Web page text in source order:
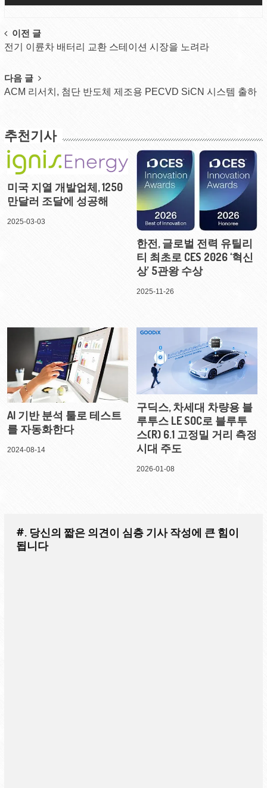
Post
navigation
이전 글
전기 이륜차 배터리 교환 스테이션 시장을 노려라
다음 글
ACM 리서치, 첨단 반도체 제조용 PECVD SiCN 시스템 출하
추천기사
미국 지열 개발업체, 1250
만달러 조달에 성공해
2025-03-03
한전, 글로벌 전력 유틸리
티 최초로 CES 2026 ‘혁신
상’ 5관왕 수상
2025-11-26
AI 기반 분석 툴로 테스트
를 자동화한다
2024-08-14
구딕스, 차세대 차량용 블
루투스 LE SOC로 블루투
스(R) 6.1 고정밀 거리 측정
시대 주도
2026-01-08
#. 당신의 짧은 의견이 심층 기사 작성에 큰 힘이
됩니다